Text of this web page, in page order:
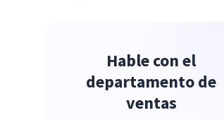
Hable con el
departamento de
ventas